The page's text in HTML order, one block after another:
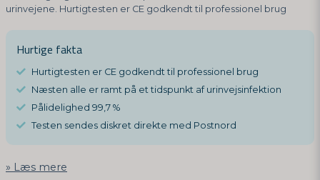
urinvejene. Hurtigtesten er CE godkendt til professionel brug
Hurtige fakta
Hurtigtesten er CE godkendt til professionel brug
Næsten alle er ramt på et tidspunkt af urinvejsinfektion
Pålidelighed 99,7 %
Testen sendes diskret direkte med Postnord
Læs mere